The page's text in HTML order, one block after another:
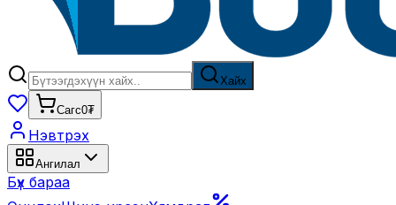
Хайх
Сагс0₮
Нэвтрэх
Ангилал
Бүх бараа